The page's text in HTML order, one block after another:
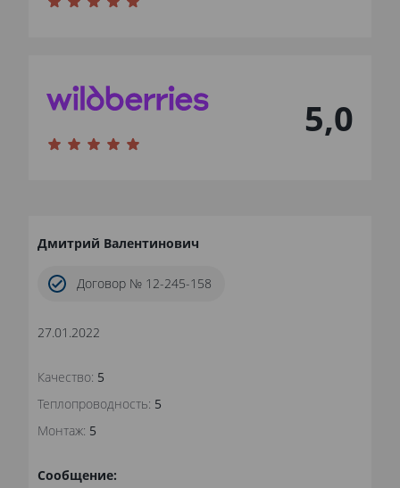
5,0
Дмитрий Валентинович
Договор № 12-245-158
27.01.2022
Качество: 5
Теплопроводность: 5
Монтаж: 5
Сообщение: